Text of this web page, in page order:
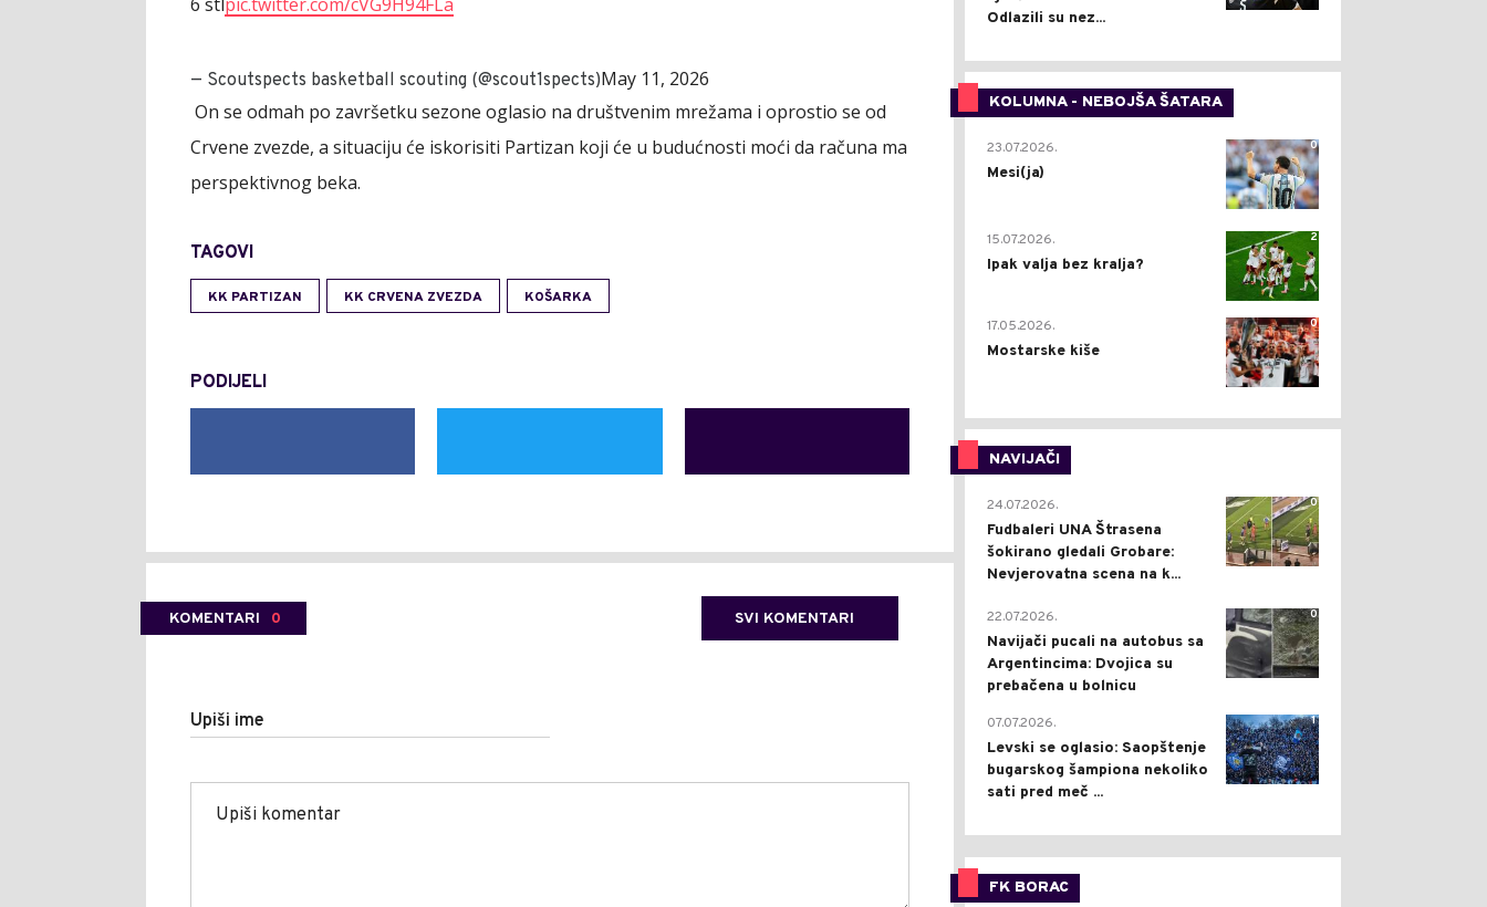
— Scoutspects basketball scouting (@scout1spects)May 11, 2026
On se odmah po završetku sezone oglasio na društvenim mrežama i oprostio se od
Crvene zvezde, a situaciju će iskorisiti Partizan koji će u budućnosti moći da računa ma
perspektivnog beka.
TAGOVI
KK PARTIZAN KK CRVENA ZVEZDA KOŠARKA
PODIJELI
KOMENTARI 0 SVI KOMENTARI
Upiši ime
Odlazili su nez...
KOLUMNA - NEBOJŠA ŠATARA
0
23.07.2026.
Mesi(ja)
2
15.07.2026.
Ipak valja bez kralja?
0
17.05.2026.
Mostarske kiše
NAVIJAČI
0
24.07.2026.
Fudbaleri UNA Štrasena
šokirano gledali Grobare:
Nevjerovatna scena na k...
0
22.07.2026.
Navijači pucali na autobus sa
Argentincima: Dvojica su
prebačena u bolnicu
1
07.07.2026.
Levski se oglasio: Saopštenje
bugarskog šampiona nekoliko
sati pred meč ...
FK BORAC